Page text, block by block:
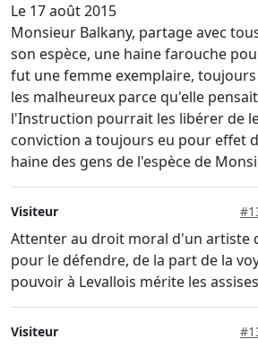
Le 17 août 2015
Monsieur Balkany, partage avec
son espèce, une haine farouche
fut une femme exemplaire,
les malheureux parce qu'elle
l'Instruction pourrait les libérer de
conviction a toujours eu pour effet
haine des gens de l'espèce de
Visiteur
Attenter au droit moral d'un artiste
pour le défendre, de la part de la
pouvoir à Levallois mérite les
Visiteur